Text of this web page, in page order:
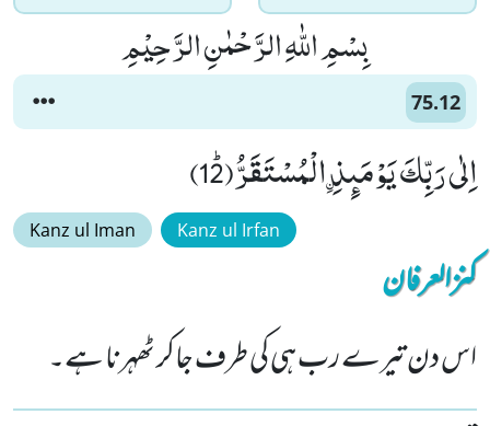
بِسْمِ اللّٰهِ الرَّحْمٰنِ الرَّحِیْمِ
75.12
اِلٰى رَبِّكَ یَوْمَىٕذِ ﹰالْمُسْتَقَرُّﭤ(12)
Kanz ul Iman Kanz ul Irfan
کنزالعرفان
اس دن تیرے رب ہی کی طرف جاکر ٹھہرنا ہے۔